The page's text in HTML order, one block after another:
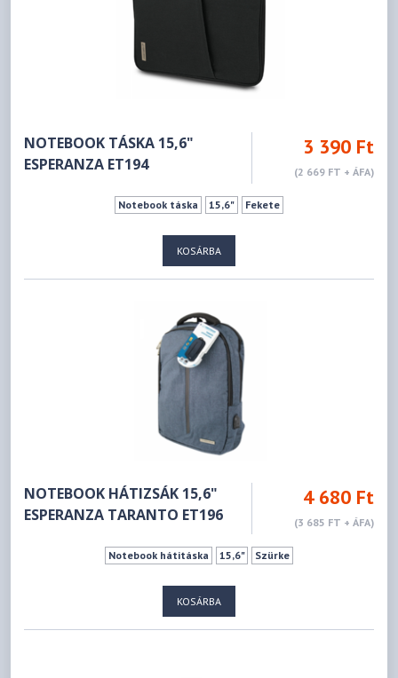
NOTEBOOK TÁSKA 15,6"
ESPERANZA ET194
3 390 Ft
(2 669 FT + ÁFA)
Notebook táska 15,6" Fekete
KOSÁRBA
NOTEBOOK HÁTIZSÁK 15,6"
ESPERANZA TARANTO ET196
4 680 Ft
(3 685 FT + ÁFA)
Notebook hátitáska 15,6" Szürke
KOSÁRBA